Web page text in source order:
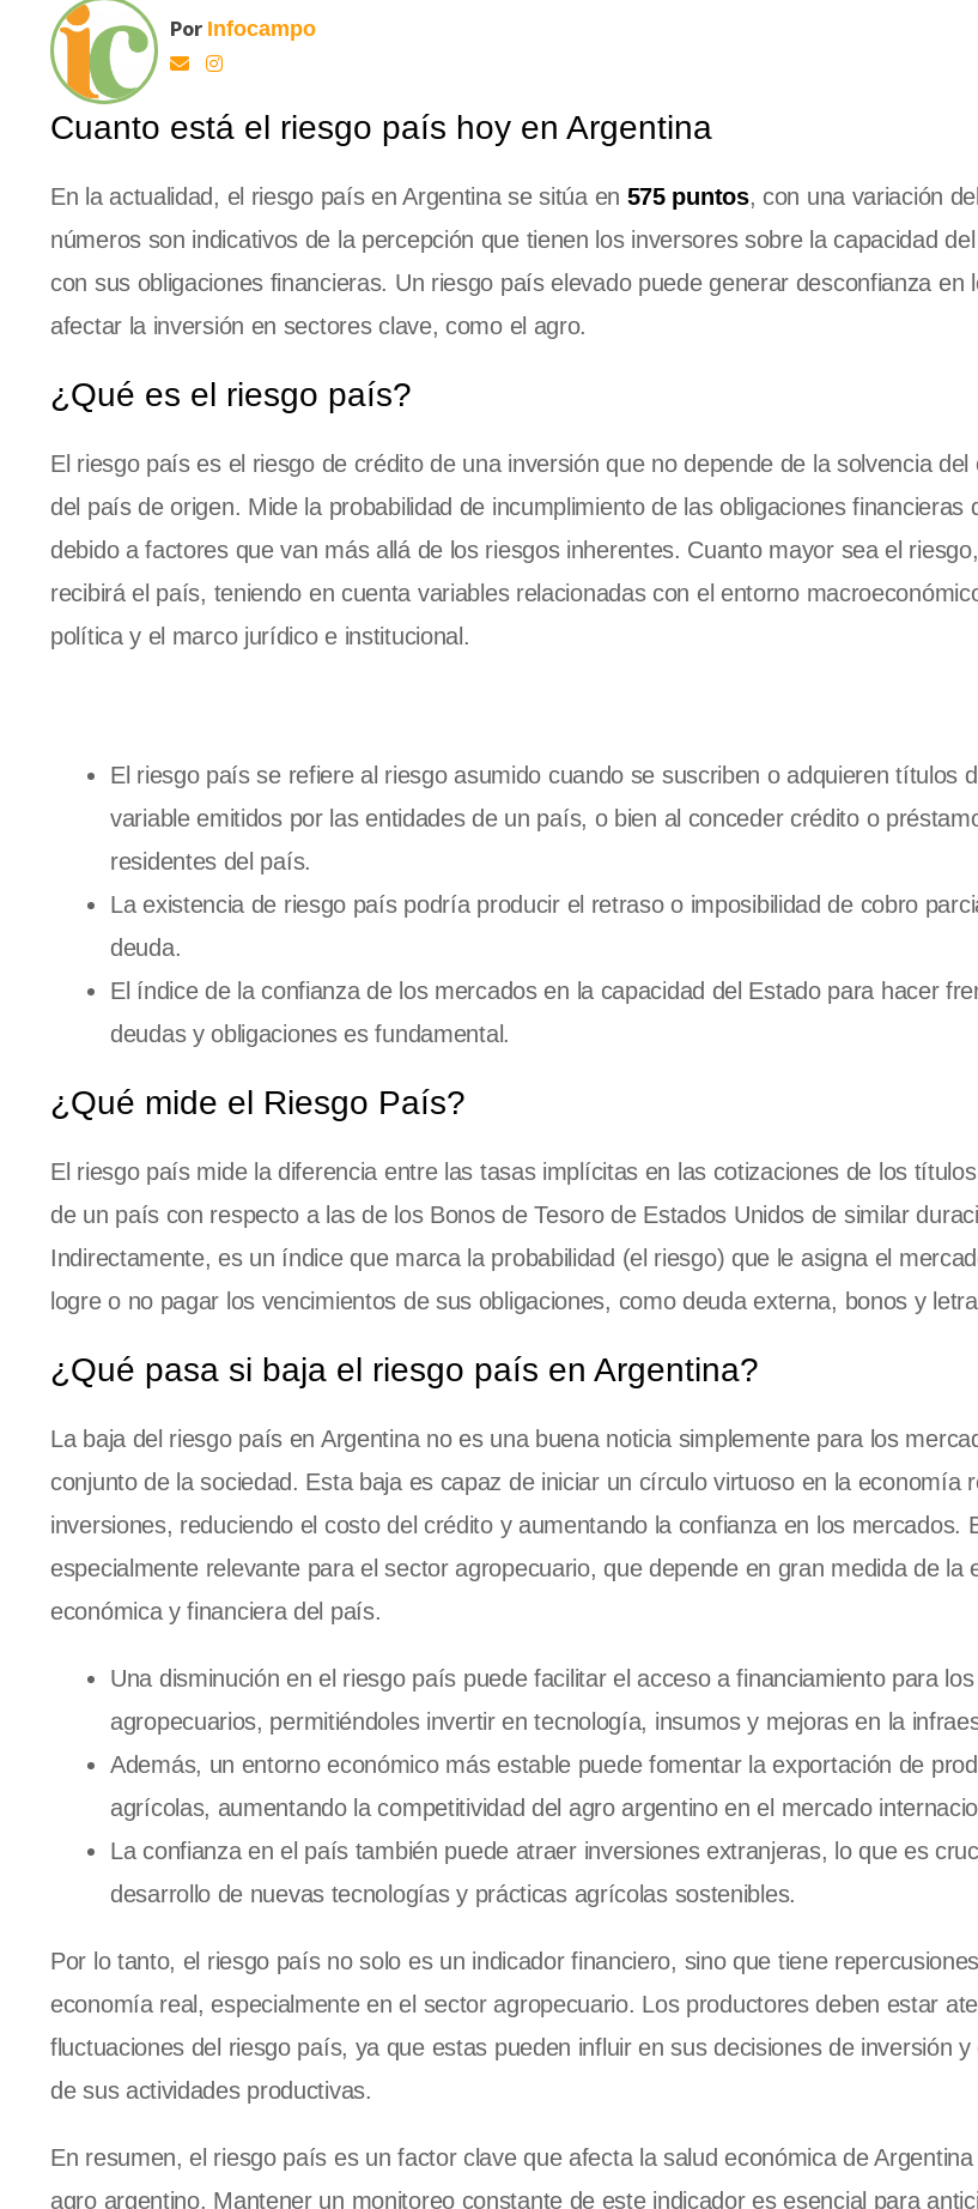
Por Infocampo
Cuanto está el riesgo país hoy en Argentina
En la actualidad, el riesgo país en Argentina se sitúa en 575 puntos, con una variación
números son indicativos de la percepción que tienen los inversores sobre la capacidad
con sus obligaciones financieras. Un riesgo país elevado puede generar desconfianza en
afectar la inversión en sectores clave, como el agro.
¿Qué es el riesgo país?
El riesgo país es el riesgo de crédito de una inversión que no depende de la solvencia del
del país de origen. Mide la probabilidad de incumplimiento de las obligaciones financieras
debido a factores que van más allá de los riesgos inherentes. Cuanto mayor sea el
recibirá el país, teniendo en cuenta variables relacionadas con el entorno
política y el marco jurídico e institucional.
El riesgo país se refiere al riesgo asumido cuando se suscriben o adquieren títulos
variable emitidos por las entidades de un país, o bien al conceder crédito o
residentes del país.
La existencia de riesgo país podría producir el retraso o imposibilidad de cobro
deuda.
El índice de la confianza de los mercados en la capacidad del Estado para hacer
deudas y obligaciones es fundamental.
¿Qué mide el Riesgo País?
El riesgo país mide la diferencia entre las tasas implícitas en las cotizaciones de los
de un país con respecto a las de los Bonos de Tesoro de Estados Unidos de similar
Indirectamente, es un índice que marca la probabilidad (el riesgo) que le asigna el
logre o no pagar los vencimientos de sus obligaciones, como deuda externa, bonos y
¿Qué pasa si baja el riesgo país en Argentina?
La baja del riesgo país en Argentina no es una buena noticia simplemente para los
conjunto de la sociedad. Esta baja es capaz de iniciar un círculo virtuoso en la economía
inversiones, reduciendo el costo del crédito y aumentando la confianza en los mercados.
especialmente relevante para el sector agropecuario, que depende en gran medida de la
económica y financiera del país.
Una disminución en el riesgo país puede facilitar el acceso a financiamiento para
agropecuarios, permitiéndoles invertir en tecnología, insumos y mejoras en la
Además, un entorno económico más estable puede fomentar la exportación de
agrícolas, aumentando la competitividad del agro argentino en el mercado
La confianza en el país también puede atraer inversiones extranjeras, lo que es
desarrollo de nuevas tecnologías y prácticas agrícolas sostenibles.
Por lo tanto, el riesgo país no solo es un indicador financiero, sino que tiene
economía real, especialmente en el sector agropecuario. Los productores deben estar
fluctuaciones del riesgo país, ya que estas pueden influir en sus decisiones de inversión y
de sus actividades productivas.
En resumen, el riesgo país es un factor clave que afecta la salud económica de Argentina
agro argentino. Mantener un monitoreo constante de este indicador es esencial para